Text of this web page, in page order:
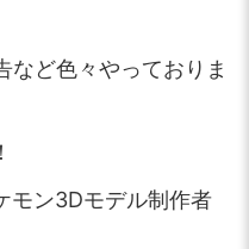
ど色々やっておりま
モン3Dモデル制作者